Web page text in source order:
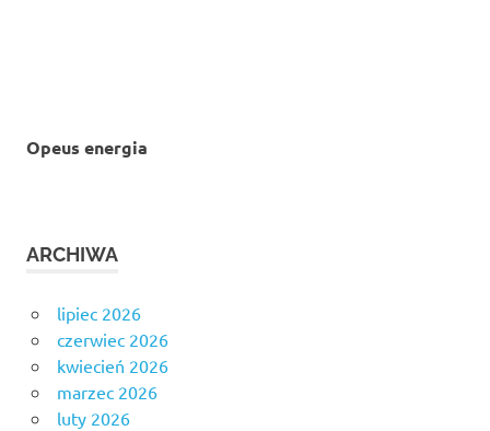
Opeus energia
ARCHIWA
lipiec 2026
czerwiec 2026
kwiecień 2026
marzec 2026
luty 2026